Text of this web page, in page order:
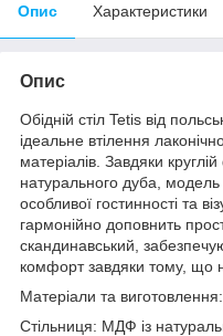
Опис Характеристики
Опис
Обідній стіл Tetis від
ідеальне втілення
матеріалів. Завдяки
натурального дуба,
особливої гостинності та
гармонійно доповнить
скандинавський,
комфорт завдяки тому, що
Матеріали та виготовлення:
Стільниця: МДФ із